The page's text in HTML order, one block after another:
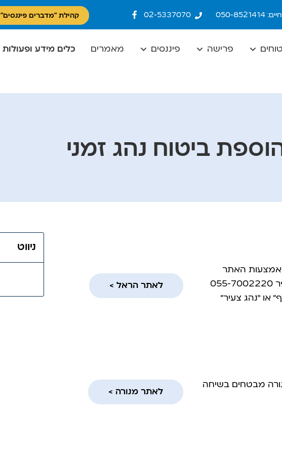
8521414
02-5337070 קהילת "מדברים פיננסים"
פרישה פיננסים מאמרים כלים מידע ופעולות
ביטוח נהג זמני
באמצעות האתר
או “נהג צעיר”
לאתר הראל >
מבטחים בשיחה
לאתר מנורה >
ניווט